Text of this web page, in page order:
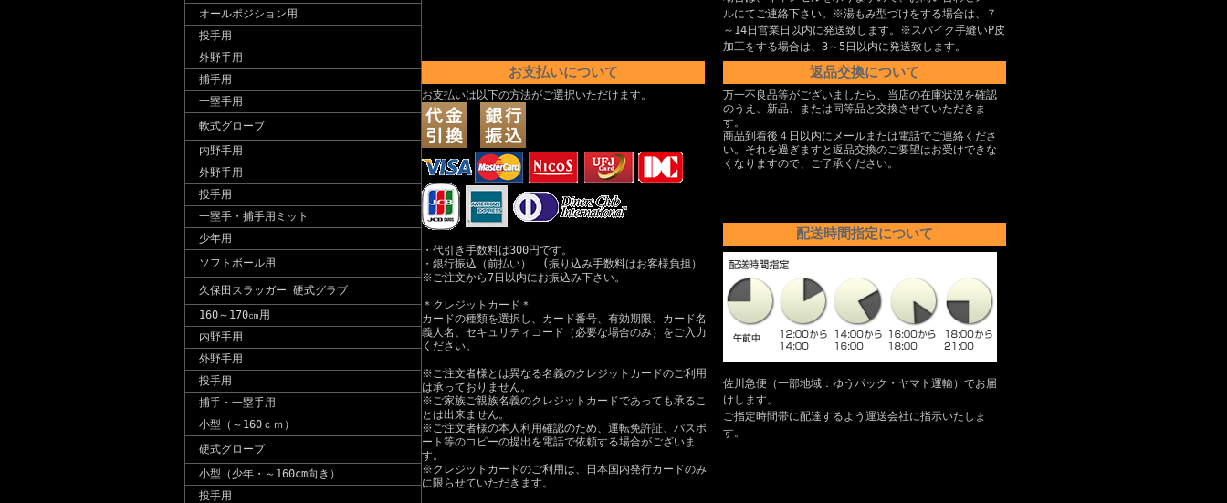
オールポジション用
投手用
外野手用
捕手用
一塁手用
軟式グローブ
内野手用
外野手用
投手用
一塁手・捕手用ミット
少年用
ソフトボール用
久保田スラッガー 硬式グラブ
160～170㎝用
内野手用
外野手用
投手用
捕手・一塁手用
小型（～160ｃｍ）
硬式グローブ
小型（少年・～160cm向き）
投手用
ルにてご連絡下さい。※湯もみ型づけをする場合は、７
～14日営業日以内に発送致します。※スパイク手縫いP皮
加工をする場合は、3～5日以内に発送致します。
お支払いについて
お支払いは以下の方法がご選択いただけます。
・代引き手数料は300円です。
・銀行振込（前払い） (振り込み手数料はお客様負担）
※ご注文から7日以内にお振込み下さい。
＊クレジットカード＊
カードの種類を選択し、カード番号、有効期限、カード名
義人名、セキュリティコード（必要な場合のみ）をご入力
ください。
※ご注文者様とは異なる名義のクレジットカードのご利用
は承っておりません。
※ご家族ご親族名義のクレジットカードであっても承るこ
とは出来ません。
※ご注文者様の本人利用確認のため、運転免許証、パスポ
ート等のコピーの提出を電話で依頼する場合がございま
す。
※クレジットカードのご利用は、日本国内発行カードのみ
に限らせていただきます。
返品交換について
万一不良品等がございましたら、当店の在庫状況を確認
のうえ、新品、または同等品と交換させていただきま
す。
商品到着後４日以内にメールまたは電話でご連絡くださ
い。それを過ぎますと返品交換のご要望はお受けできな
くなりますので、ご了承ください。
配送時間指定について
佐川急便（一部地域：ゆうパック・ヤマト運輸）でお届
けします。
ご指定時間帯に配達するよう運送会社に指示いたしま
す。